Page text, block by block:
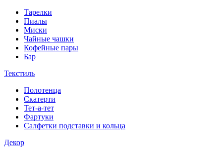
Тарелки
Пиалы
Миски
Чайные чашки
Кофейные пары
Бар
Текстиль
Полотенца
Скатерти
Тет-а-тет
Фартуки
Салфетки подставки и кольца
Декор